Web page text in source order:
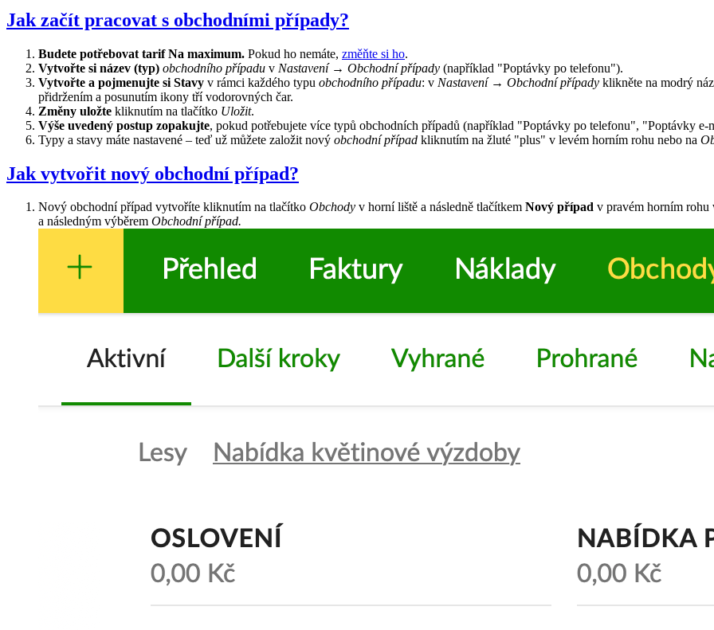
Jak začít pracovat s obchodními případy?
Budete potřebovat tarif Na maximum. Pokud ho nemáte, změňte si ho.
Vytvořte si název (typ) obchodního případu v Nastavení→ Obchodní případy (například "Poptávky po telefonu").
Vytvořte a pojmenujte si Stavy v rámci každého typu obchodního případu: v Nastavení→ Obchodní případy klikněte na modrý
přidržením a posunutím ikony tří vodorovných čar.
Změny uložte kliknutím na tlačítko Uložit.
Výše uvedený postup zopakujte, pokud potřebujete více typů obchodních případů (například "Poptávky po telefonu", "Poptávky
Typy a stavy máte nastavené – teď už můžete založit nový obchodní případ kliknutím na žluté "plus" v levém horním rohu nebo na
Jak vytvořit nový obchodní případ?
Nový obchodní případ vytvoříte kliknutím na tlačítko Obchody v horní liště a následně tlačítkem Nový případ v pravém horním rohu
a následným výběrem Obchodní případ.